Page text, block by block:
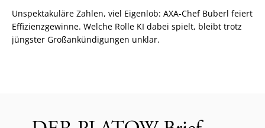
Unspektakuläre Zahlen, viel Eigenlob: AXA-Chef Buberl feiert
Effizienzgewinne. Welche Rolle KI dabei spielt, bleibt trotz
jüngster Großankündigungen unklar.